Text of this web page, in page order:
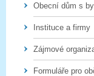
Obecní dům s
Instituce a firmy
Zájmové
Formuláře pro